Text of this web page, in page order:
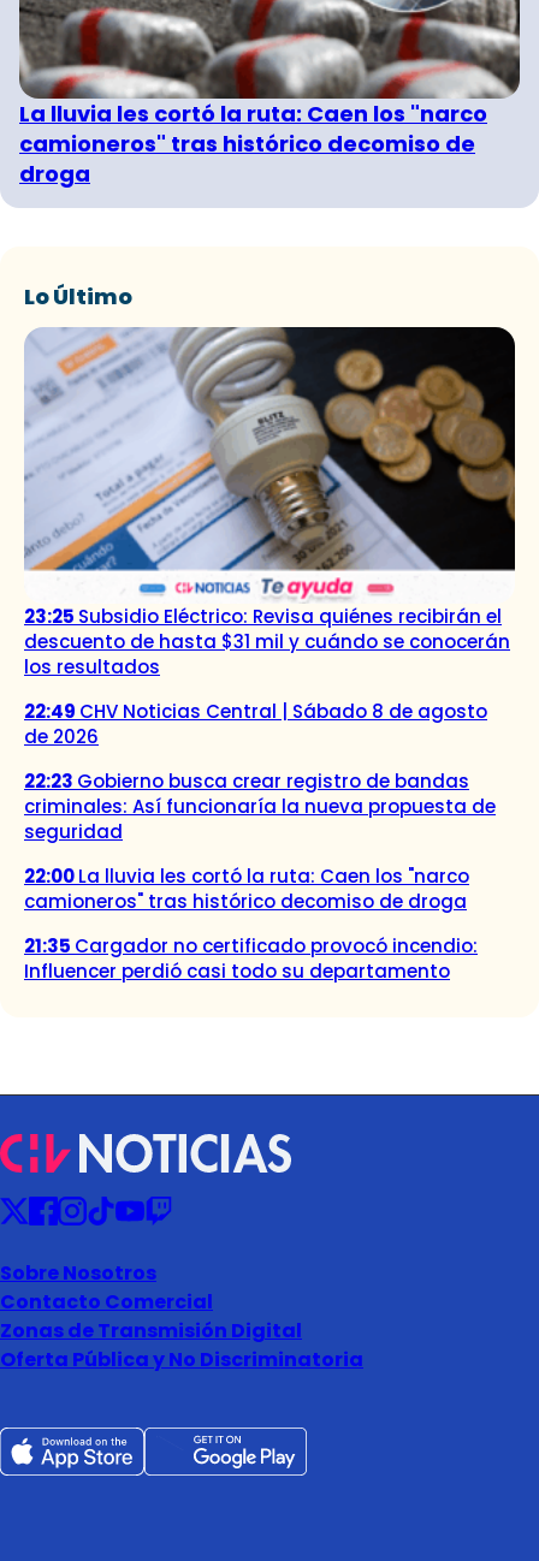
La lluvia les cortó la ruta: Caen los "narco
camioneros" tras histórico decomiso de
droga
Lo Último
23:25 Subsidio Eléctrico: Revisa quiénes recibirán el
descuento de hasta $31 mil y cuándo se conocerán
los resultados
22:49 CHV Noticias Central | Sábado 8 de agosto
de 2026
22:23 Gobierno busca crear registro de bandas
criminales: Así funcionaría la nueva propuesta de
seguridad
22:00La lluvia les cortó la ruta: Caen los "narco
camioneros" tras histórico decomiso de droga
21:35 Cargador no certificado provocó incendio:
Influencer perdió casi todo su departamento
Sobre Nosotros
Contacto Comercial
Zonas de Transmisión Digital
Oferta Pública y No Discriminatoria